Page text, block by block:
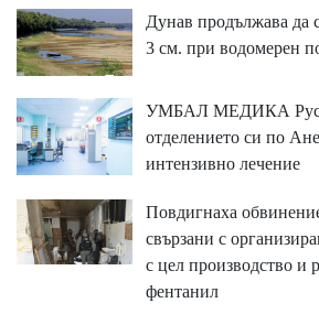
Дунав продължава да
3 см. при водомерен
УМБАЛ МЕДИКА Русе
отделението си по
интензивно лечение
Повдигнаха
свързани с
с цел производство и
фентанил